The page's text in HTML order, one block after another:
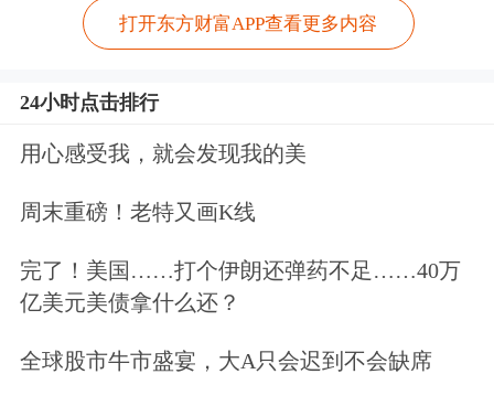
地央行大开印钞机、大肆借款，造成货
人们都会转向黄金和白银资产。
我个人不会购买债券作为避险资产，甚
至考虑卖出债券 ，毕竟长期来看其走
势并不乐观。然而另一方面，投资者对
收益率是如此渴望，他们几乎愿意购买
任何产品，垃圾债券价格飙涨。市场上
打开东方财富APP查看更多内容
24小时点击排行
用心感受我，就会发现我的美
周末重磅！老特又画K线
完了！美国……打个伊朗还弹药不足……40万
亿美元美债拿什么还？
全球股市牛市盛宴，大A只会迟到不会缺席